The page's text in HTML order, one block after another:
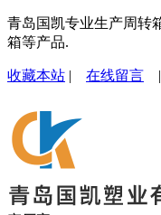
青岛国凯专业生产周转
箱等产品.
收藏本站 | 在线留言